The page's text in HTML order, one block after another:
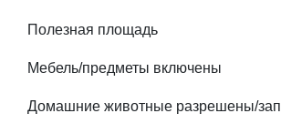
Полезная площадь
Мебель/предметы включены
Домашние животные разрешены/